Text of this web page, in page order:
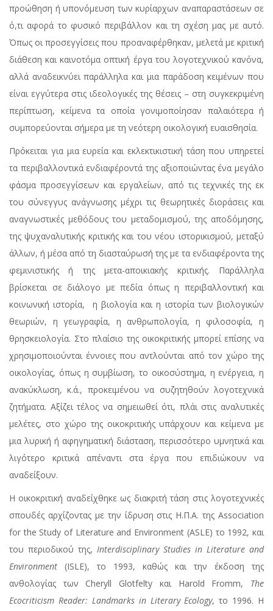
προώθηση ή υπονόμευση των κυρίαρχων αναπαραστάσεων σε
ό,τι αφορά το φυσικό περιβάλλον και τη σχέση μας με αυτό.
Όπως οι προσεγγίσεις που προαναφέρθηκαν, μελετά με κριτική
διάθεση και καινοτόμα οπτική έργα του λογοτεχνικού κανόνα,
αλλά αναδεικνύει παράλληλα και μια παράδοση κειμένων που
είναι εγγύτερα στις ιδεολογικές της θέσεις – στη συγκεκριμένη
περίπτωση, κείμενα τα οποία γονιμοποίησαν παλαιότερα ή
συμπορεύονται σήμερα με τη νεότερη οικολογική ευαισθησία.
Πρόκειται για μια ευρεία και εκλεκτικιστική τάση που υπηρετεί
τα περιβαλλοντικά ενδιαφέροντά της αξιοποιώντας ένα μεγάλο
φάσμα προσεγγίσεων και εργαλείων, από τις τεχνικές της εκ
του σύνεγγυς ανάγνωσης μέχρι τις θεωρητικές διοράσεις και
αναγνωστικές μεθόδους του μεταδομισμού, της αποδόμησης,
της ψυχαναλυτικής κριτικής και του νέου ιστορικισμού, μεταξύ
άλλων, ή μέσα από τη διασταύρωσή της με τα ενδιαφέροντα της
φεμινιστικής ή της μετα-αποικιακής κριτικής. Παράλληλα
βρίσκεται σε διάλογο με πεδία όπως η περιβαλλοντική και
κοινωνική ιστορία, η βιολογία και η ιστορία των βιολογικών
θεωριών, η γεωγραφία, η ανθρωπολογία, η φιλοσοφία, η
θρησκειολογία. Στο πλαίσιο της οικοκριτικής μπορεί επίσης να
χρησιμοποιούνται έννοιες που αντλούνται από τον χώρο της
οικολογίας, όπως η συμβίωση, το οικοσύστημα, η ενέργεια, η
ανακύκλωση, κ.ά., προκειμένου να συζητηθούν λογοτεχνικά
ζητήματα. Αξίζει τέλος να σημειωθεί ότι, πλάι στις αναλυτικές
μελέτες, στο χώρο της οικοκριτικής υπάρχουν και κείμενα με
μια λυρική ή αφηγηματική διάσταση, περισσότερο υμνητικά και
λιγότερο κριτικά απέναντι στα έργα που επιδιώκουν να
αναδείξουν.
Η οικοκριτική αναδείχθηκε ως διακριτή τάση στις λογοτεχνικές
σπουδές αρχίζοντας με την ίδρυση στις Η.Π.Α. της Association
for the Study of Literature and Environment (ASLE) το 1992, και
του περιοδικού της, Interdisciplinary Studies in Literature and
Environment (ISLE), το 1993, καθώς και την έκδοση της
ανθολογίας των Cheryll Glotfelty και Harold Fromm, The
Ecocriticism Reader: Landmarks in LiteraryEcology, το 1996. Η